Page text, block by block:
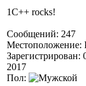
1C++ rocks!
Сообщений: 247
Местоположение:
2017
Пол: